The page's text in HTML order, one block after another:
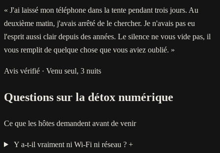
« J'ai laissé mon téléphone dans la tente pendant trois jours. Au
deuxième matin, j'avais arrêté de le chercher. Je n'avais pas eu
l'esprit aussi clair depuis des années. Le silence ne vous vide pas, il
vous remplit de quelque chose que vous aviez oublié. »
Avis vérifié · Venu seul, 3 nuits
Questions sur la détox numérique
Ce que les hôtes demandent avant de venir
Y a-t-il vraiment ni Wi-Fi ni réseau ? +